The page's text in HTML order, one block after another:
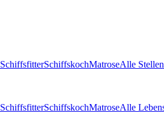
SchiffsfitterSchiffskochMatroseAlle
SchiffsfitterSchiffskochMatroseAlle